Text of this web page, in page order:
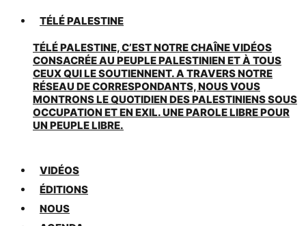
TÉLÉ PALESTINE
TÉLÉ PALESTINE, C’EST NOTRE CHAÎNE VIDÉOS
CONSACRÉE AU PEUPLE PALESTINIEN ET À TOUS
CEUX QUI LE SOUTIENNENT. A TRAVERS NOTRE
RÉSEAU DE CORRESPONDANTS, NOUS VOUS
MONTRONS LE QUOTIDIEN DES PALESTINIENS SOUS
OCCUPATION ET EN EXIL. UNE PAROLE LIBRE POUR
UN PEUPLE LIBRE.
VIDÉOS
ÉDITIONS
NOUS